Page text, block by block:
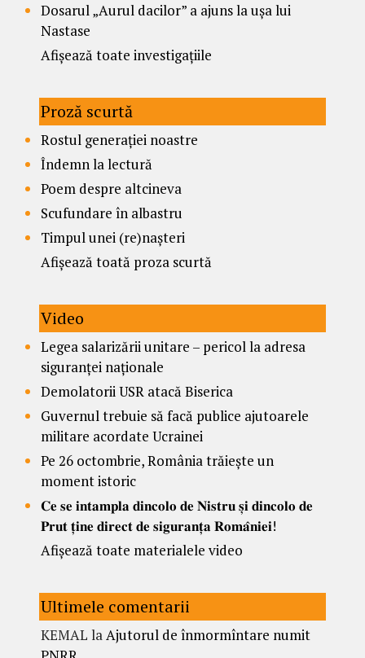
Dosarul „Aurul dacilor” a ajuns la ușa lui
Nastase
Afișează toate investigațiile
Proză scurtă
Rostul generației noastre
Îndemn la lectură
Poem despre altcineva
Scufundare în albastru
Timpul unei (re)nașteri
Afișează toată proza scurtă
Video
Legea salarizării unitare – pericol la adresa
siguranței naționale
Demolatorii USR atacă Biserica
Guvernul trebuie să facă publice ajutoarele
militare acordate Ucrainei
Pe 26 octombrie, România trăiește un
moment istoric
𝐂𝐞 𝐬𝐞 𝐢𝐧𝐭𝐚𝐦𝐩𝐥𝐚 𝐝𝐢𝐧𝐜𝐨𝐥𝐨 𝐝𝐞 𝐍𝐢𝐬𝐭𝐫𝐮 𝐬̦𝐢 𝐝𝐢𝐧𝐜𝐨𝐥𝐨 𝐝𝐞
𝐏𝐫𝐮𝐭 𝐭̦𝐢𝐧𝐞 𝐝𝐢𝐫𝐞𝐜𝐭 𝐝𝐞 𝐬𝐢𝐠𝐮𝐫𝐚𝐧𝐭̦𝐚 𝐑𝐨𝐦𝐚̂𝐧𝐢𝐞𝐢!
Afișează toate materialele video
Ultimele comentarii
KEMAL laAjutorul de înmormîntare numit